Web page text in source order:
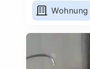
Wohnung